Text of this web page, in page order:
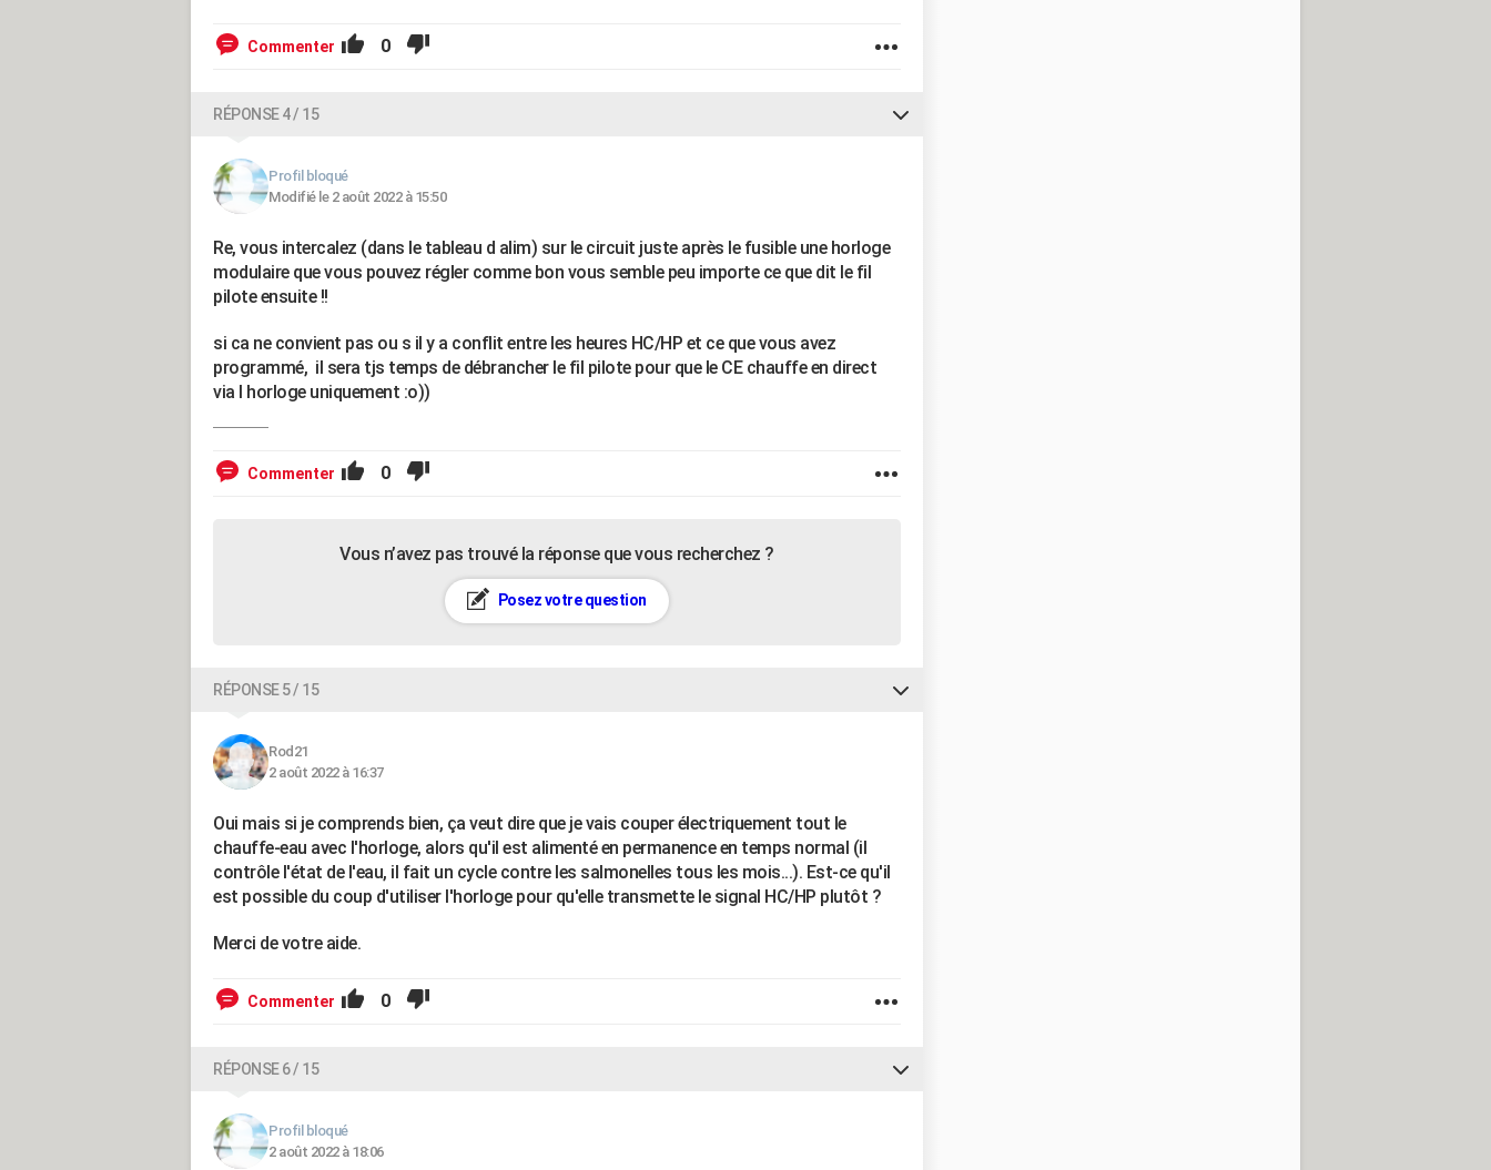
Commenter 0
RÉPONSE 4 / 15
Profil bloqué
Modifié le 2 août 2022 à 15:50
Re, vous intercalez (dans le tableau d alim) sur le circuit juste après le fusible une horloge
modulaire que vous pouvez régler comme bon vous semble peu importe ce que dit le fil
pilote ensuite !!
si ca ne convient pas ou s il y a conflit entre les heures HC/HP et ce que vous avez
programmé, il sera tjs temps de débrancher le fil pilote pour que le CE chauffe en direct
via l horloge uniquement :o))
Commenter 0
Vous n’avez pas trouvé la réponse que vous recherchez ?
Posez votre question
RÉPONSE 5 / 15
Rod21
2 août 2022 à 16:37
Oui mais si je comprends bien, ça veut dire que je vais couper électriquement tout le
chauffe-eau avec l'horloge, alors qu'il est alimenté en permanence en temps normal (il
contrôle l'état de l'eau, il fait un cycle contre les salmonelles tous les mois...). Est-ce qu'il
est possible du coup d'utiliser l'horloge pour qu'elle transmette le signal HC/HP plutôt ?
Merci de votre aide.
Commenter 0
RÉPONSE 6 / 15
Profil bloqué
2 août 2022 à 18:06